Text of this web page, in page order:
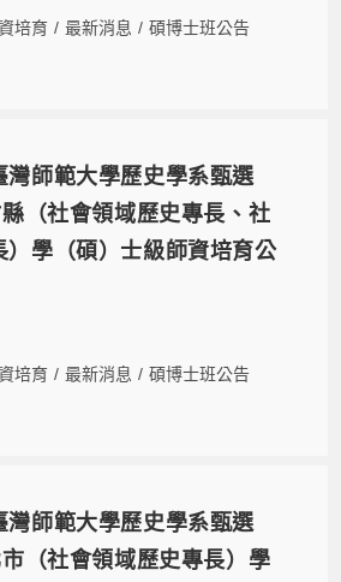
培育 / 最新消息 / 碩博士班公告
灣師範大學歷史學系甄選
（社會領域歷史專長、社
）學（碩）士級師資培育公
培育 / 最新消息 / 碩博士班公告
灣師範大學歷史學系甄選
（社會領域歷史專長）學